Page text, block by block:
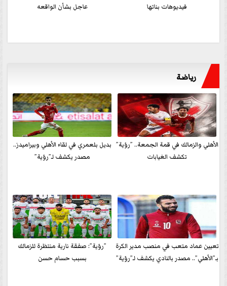
فيديوهات بناتها
عاجل بشأن الواقعه
رياضة
الأهلي والزمالك في قمة الجمعة.. ”رؤية”
تكشف الغيابات
بديل بلعمري في لقاء الأهلي وبيراميدز..
مصدر يكشف لـ”رؤية”
تعيين عماد متعب في منصب مدير الكرة
بـ”الأهلي”.. مصدر بالنادي يكشف لـ”رؤية”
”رؤية”: صفقة نارية منتظرة للزمالك
بسبب حسام حسن